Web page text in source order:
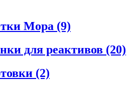
Мора (9)
для реактивов (20)
(2)